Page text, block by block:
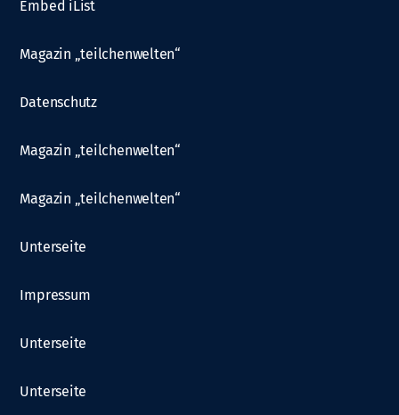
Embed iList
Magazin „teilchenwelten“
Datenschutz
Magazin „teilchenwelten“
Magazin „teilchenwelten“
Unterseite
Impressum
Unterseite
Unterseite